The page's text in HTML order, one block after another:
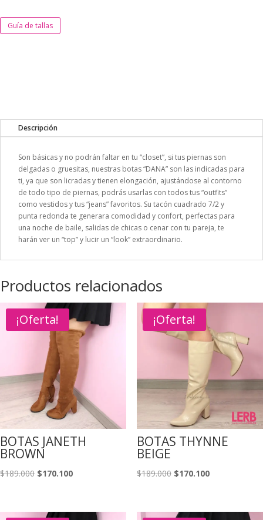
Guía de tallas
Descripción
Son básicas y no podrán faltar en tu “closet”, si tus piernas son
delgadas o gruesitas, nuestras botas “DANA” son las indicadas para
ti, ya que son licradas y tienen elongación, ajustándose al contorno
de todo tipo de piernas, podrás usarlas con todos tus “outfits”
como vestidos y tus “jeans” favoritos. Su tacón cuadrado 7/2 y
punta redonda te generara comodidad y confort, perfectas para
una noche de baile, salidas de chicas o cenar con tu pareja, te
harán ver un “top” y lucir un “look” extraordinario.
Productos relacionados
¡Oferta!
BOTAS JANETH
BROWN
$189.000 El
$170.100El
¡Oferta!
BOTAS THYNNE
BEIGE
$189.000 El
$170.100El